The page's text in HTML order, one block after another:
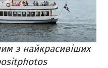
з найкрасивіших